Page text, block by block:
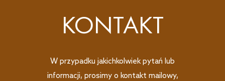
KONTAKT
W przypadku jakichkolwiek pytań lub
informacji, prosimy o kontakt mailowy,